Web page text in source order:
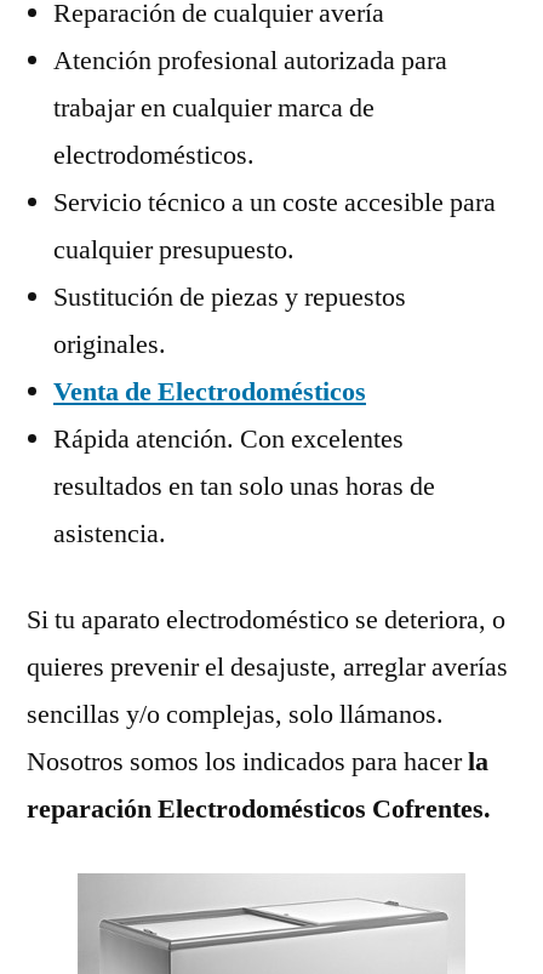
Reparación de cualquier avería
Atención profesional autorizada para
trabajar en cualquier marca de
electrodomésticos.
Servicio técnico a un coste accesible para
cualquier presupuesto.
Sustitución de piezas y repuestos
originales.
Venta de Electrodomésticos
Rápida atención. Con excelentes
resultados en tan solo unas horas de
asistencia.
Si tu aparato electrodoméstico se deteriora, o
quieres prevenir el desajuste, arreglar averías
sencillas y/o complejas, solo llámanos.
Nosotros somos los indicados para hacerla
reparación Electrodomésticos Cofrentes.